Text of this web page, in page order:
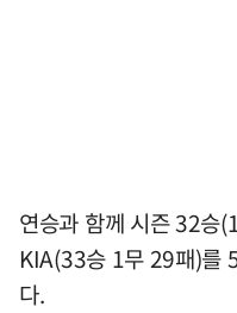
연승과 함께 시즌 32승
KIA(33승 1무 29패)를
다.